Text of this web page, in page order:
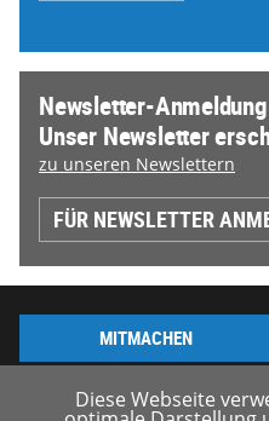
Diese Webseite
Newsletter-Anmeldung
Unser Newsletter
zu unseren Newslettern
FÜR NEWSLETTER
MITMACHEN